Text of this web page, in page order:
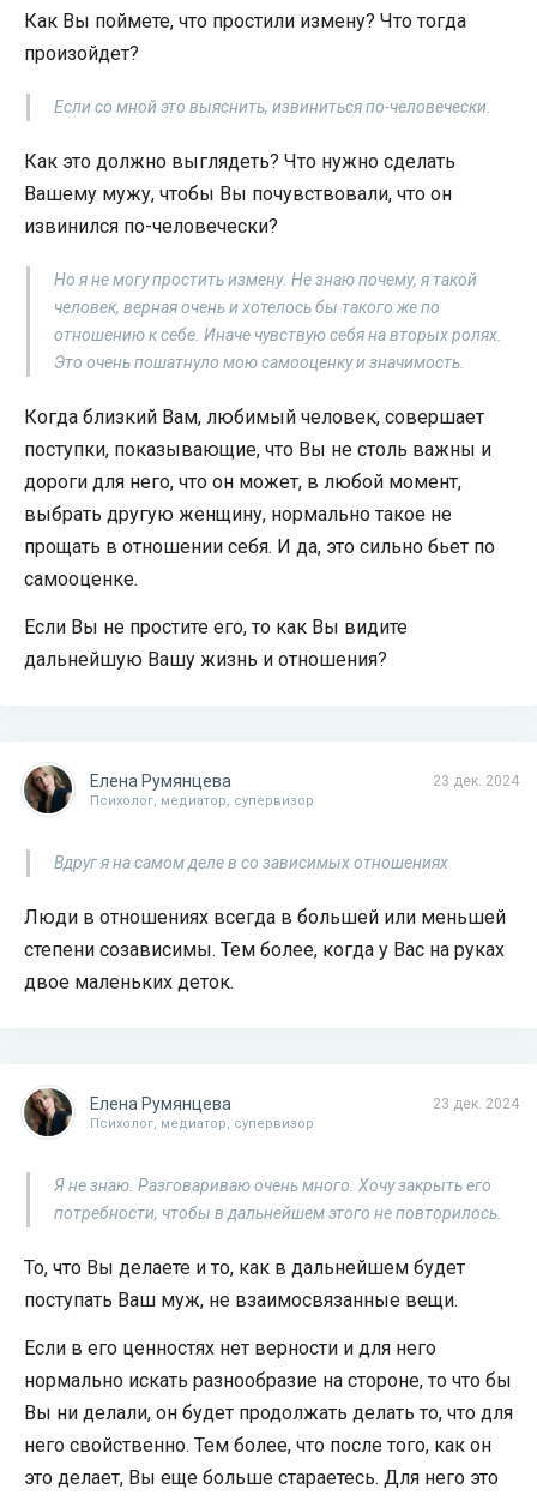
Как Вы поймете, что простили измену? Что тогда
произойдет?
Если со мной это выяснить, извиниться по-человечески.
Как это должно выглядеть? Что нужно сделать
Вашему мужу, чтобы Вы почувствовали, что он
извинился по-человечески?
Но я не могу простить измену. Не знаю почему, я такой
человек, верная очень и хотелось бы такого же по
отношению к себе. Иначе чувствую себя на вторых ролях.
Это очень пошатнуло мою самооценку и значимость.
Когда близкий Вам, любимый человек, совершает
поступки, показывающие, что Вы не столь важны и
дороги для него, что он может, в любой момент,
выбрать другую женщину, нормально такое не
прощать в отношении себя. И да, это сильно бьет по
самооценке.
Если Вы не простите его, то как Вы видите
дальнейшую Вашу жизнь и отношения?
23 дек. 2024
Елена Румянцева
Психолог, медиатор, супервизор
Вдруг я на самом деле в со зависимых отношениях
Люди в отношениях всегда в большей или меньшей
степени созависимы. Тем более, когда у Вас на руках
двое маленьких деток.
23 дек. 2024
Елена Румянцева
Психолог, медиатор, супервизор
Я не знаю. Разговариваю очень много. Хочу закрыть его
потребности, чтобы в дальнейшем этого не повторилось.
То, что Вы делаете и то, как в дальнейшем будет
поступать Ваш муж, не взаимосвязанные вещи.
Если в его ценностях нет верности и для него
нормально искать разнообразие на стороне, то что бы
Вы ни делали, он будет продолжать делать то, что для
него свойственно. Тем более, что после того, как он
это делает, Вы еще больше стараетесь. Для него это